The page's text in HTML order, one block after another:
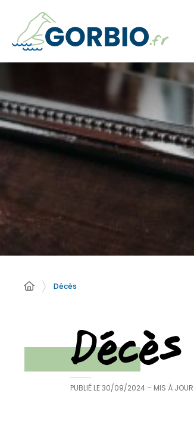
Décès
Décès
PUBLIÉ LE30/09/2024 – MIS À JOUR